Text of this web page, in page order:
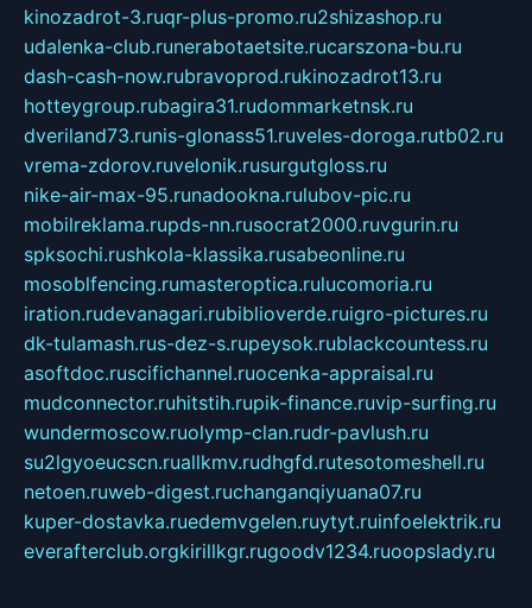
kinozadrot-3.ruqr-plus-promo.ru2shizashop.ru
udalenka-club.runerabotaetsite.rucarszona-bu.ru
dash-cash-now.rubravoprod.rukinozadrot13.ru
hotteygroup.rubagira31.rudommarketnsk.ru
dveriland73.runis-glonass51.ruveles-doroga.rutb02.ru
vrema-zdorov.ruvelonik.rusurgutgloss.ru
nike-air-max-95.runadookna.rulubov-pic.ru
mobilreklama.rupds-nn.rusocrat2000.ruvgurin.ru
spksochi.rushkola-klassika.rusabeonline.ru
mosoblfencing.rumasteroptica.rulucomoria.ru
iration.rudevanagari.rubiblioverde.ruigro-pictures.ru
dk-tulamash.rus-dez-s.rupeysok.rublackcountess.ru
asoftdoc.ruscifichannel.ruocenka-appraisal.ru
mudconnector.ruhitstih.rupik-finance.ruvip-surfing.ru
wundermoscow.ruolymp-clan.rudr-pavlush.ru
su2lgyoeucscn.ruallkmv.rudhgfd.rutesotomeshell.ru
netoen.ruweb-digest.ruchanganqiyuana07.ru
kuper-dostavka.ruedemvgelen.ruytyt.ruinfoelektrik.ru
everafterclub.orgkirillkgr.rugoodv1234.ruoopslady.ru